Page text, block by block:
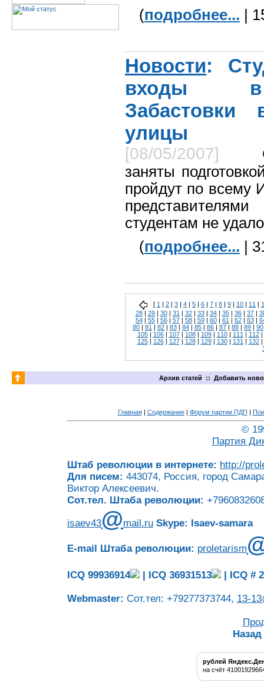
(подробнее... |
Новости:
входы в
Забастовки
улицы
[08/05/2007]
заняты
пройдут по всему
студентам не
(подробнее... |
[ 1 2 3 4 5 6 7 8 9 10 11
28| 29| 30| 31 | 32| 33| 34| 35| 36| 37|
54| 55| 56| 57| 58| 59| 60| 61 | 62| 63|
80 | 81 | 82 | 83 | 84 | 85 | 86 | 87 | 88 | 89 | 90
105| 106| 107| 108| 109| 110| 111 | 112|
125| 126| 127| 128| 129| 130| 131 | 132|
Архив статей :: Добавить
Главная| Содержание| Форум партии ПДП |
©
Партия
Штаб революции в интернете: http://
Для писем: 443074, Россия, город
Виктор Алексеевич.
Сот.тел. Штаба революции:
isaev43@mail.ru Skype: Isaev-samara
E-mail Штаба революции: proletarism
ICQ 99936914 | ICQ 36931513 | ICQ #
Webmaster: Сот.тел: +79277373744, 13-
Назад
рублей
на счёт